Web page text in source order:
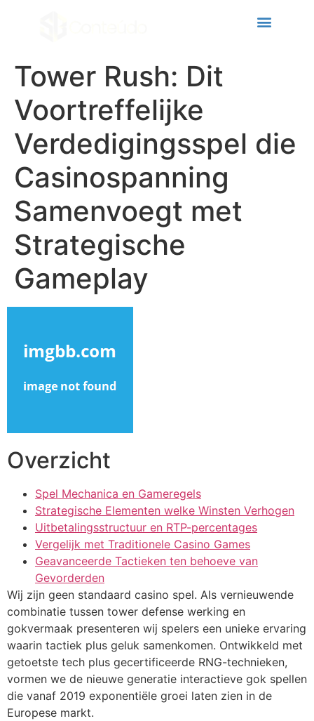
panel
panel
panel
panel
panel
panel
panel
panel
panel
panel
satın al
satın al
panel
panel
panel
panel
panel
Tower Rush: Dit
Voortreffelijke
Verdedigingsspel die
Casinospanning
Samenvoegt met
Strategische
Gameplay
Overzicht
Spel Mechanica en Gameregels
Strategische Elementen welke Winsten Verhogen
Uitbetalingsstructuur en RTP-percentages
Vergelijk met Traditionele Casino Games
Geavanceerde Tactieken ten behoeve van
Gevorderden
Wij zijn geen standaard casino spel. Als vernieuwende
combinatie tussen tower defense werking en
gokvermaak presenteren wij spelers een unieke ervaring
waarin tactiek plus geluk samenkomen. Ontwikkeld met
getoetste tech plus gecertificeerde RNG-technieken,
vormen we de nieuwe generatie interactieve gok spellen
die vanaf 2019 exponentiële groei laten zien in de
Europese markt.